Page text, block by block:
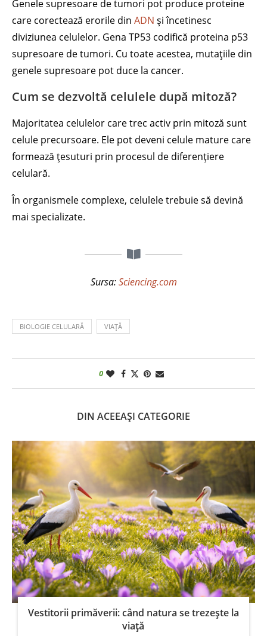
Genele supresoare de tumori pot produce proteine
care corectează erorile din ADN și încetinesc
diviziunea celulelor. Gena TP53 codifică proteina p53
supresoare de tumori. Cu toate acestea, mutațiile din
genele supresoare pot duce la cancer.
Cum se dezvoltă celulele după mitoză?
Majoritatea celulelor care trec activ prin mitoză sunt
celule precursoare. Ele pot deveni celule mature care
formează țesuturi prin procesul de diferențiere
celulară.
În organismele complexe, celulele trebuie să devină
mai specializate.
Sursa:Sciencing.com
BIOLOGIE CELULARĂ VIAȚĂ
0
DIN ACEEAȘI CATEGORIE
Vestitorii primăverii: când natura se trezește la
viață